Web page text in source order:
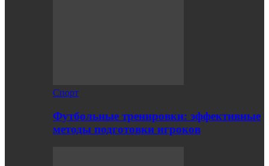
Спорт
Футбольные тренировки: эффективные
методы подготовки игроков